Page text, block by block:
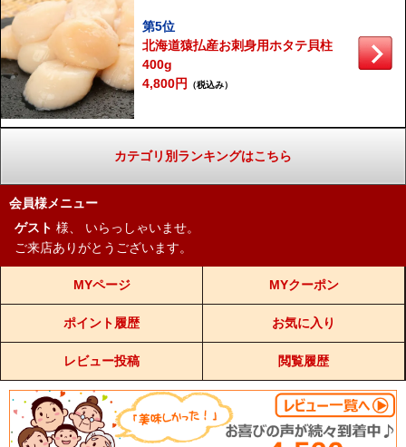
第5位
北海道猿払産お刺身用ホタテ貝柱
400g
4,800円
（税込み）
カテゴリ別ランキングはこちら
会員様メニュー
ゲスト 様、
いらっしゃいませ。
ご来店ありがとうございます。
MYページ MYクーポン
ポイント履歴 お気に入り
レビュー投稿 閲覧履歴